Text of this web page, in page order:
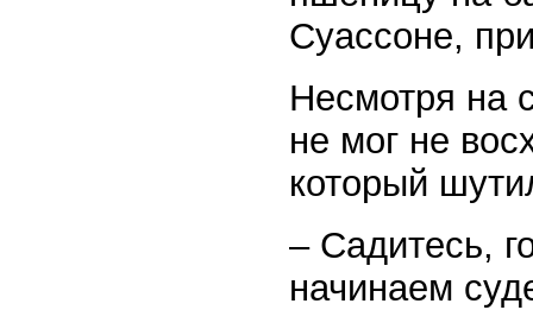
Суассоне,
Несмотря на
не мог не
который
– Садитесь,
начинаем